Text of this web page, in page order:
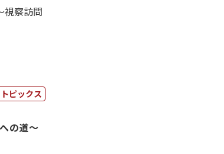
視察訪問
トピックス
の道～